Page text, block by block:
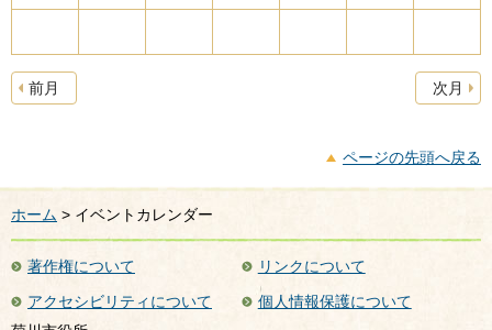
前月 次月
ページの先頭へ戻る
ホーム > イベントカレンダー
著作権について
リンクについて
アクセシビリティについて
個人情報保護について